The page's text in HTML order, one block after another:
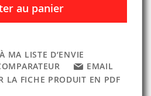
au panier
MA LISTE D’ENVIE
EMAIL
LA FICHE PRODUIT EN PDF